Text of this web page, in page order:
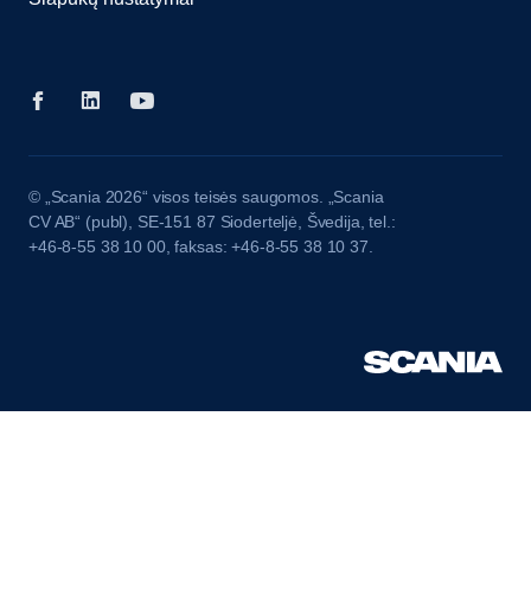
© „Scania 2026“ visos teisės saugomos. „Scania
CV AB“ (publ), SE-151 87 Sioderteljė, Švedija, tel.:
+46-8-55 38 10 00, faksas: +46-8-55 38 10 37.